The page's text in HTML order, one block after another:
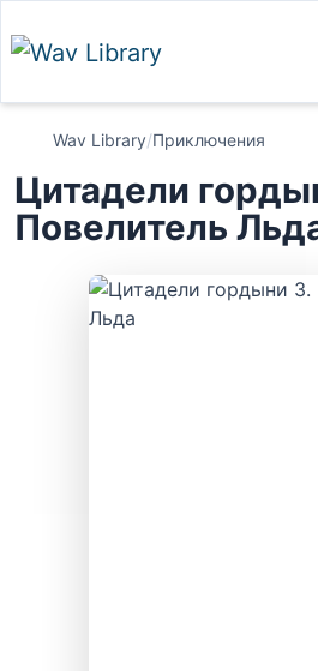
Wav Library/Приключения
Цитадели
Повелитель